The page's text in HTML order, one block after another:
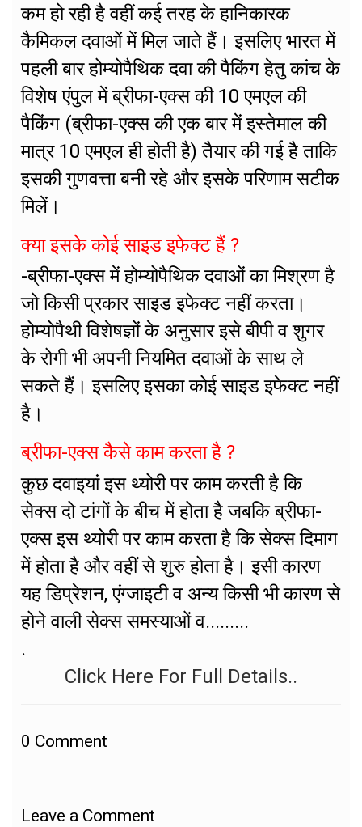
कम हो रही है वहीं कई तरह के हानिकारक
कैमिकल दवाओं में मिल जाते हैं। इसलिए भारत में
पहली बार होम्योपैथिक दवा की पैकिंग हेतु कांच के
विशेष एंपुल में ब्रीफा-एक्स की 10 एमएल की
पैकिंग (ब्रीफा-एक्स की एक बार में इस्तेमाल की
मात्र 10 एमएल ही होती है) तैयार की गई है ताकि
इसकी गुणवत्ता बनी रहे और इसके परिणाम सटीक
मिलें।
क्या इसके कोई साइड इफेक्ट हैं ?
-ब्रीफा-एक्स में होम्योपैथिक दवाओं का मिश्रण है
जो किसी प्रकार साइड इफेक्ट नहीं करता।
होम्योपैथी विशेषज्ञों के अनुसार इसे बीपी व शुगर
के रोगी भी अपनी नियमित दवाओं के साथ ले
सकते हैं। इसलिए इसका कोई साइड इफेक्ट नहीं
है।
ब्रीफा-एक्स कैसे काम करता है ?
कुछ दवाइयां इस थ्योरी पर काम करती है कि
सेक्स दो टांगों के बीच में होता है जबकि ब्रीफा-
एक्स इस थ्योरी पर काम करता है कि सेक्स दिमाग
में होता है और वहीं से शुरु होता है। इसी कारण
यह डिप्रेशन, एंग्जाइटी व अन्य किसी भी कारण से
होने वाली सेक्स समस्याओं व.........
.
Click Here For Full Details..
0 Comment
Leave a Comment